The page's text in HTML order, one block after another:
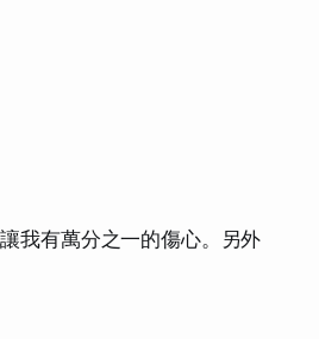
我有萬分之一的傷心。另外